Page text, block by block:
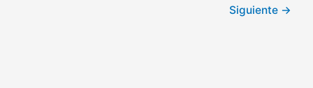
Siguiente →